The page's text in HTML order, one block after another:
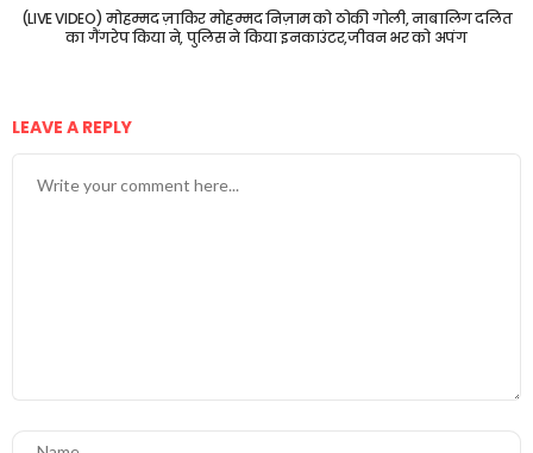
(LIVE VIDEO) मोहम्मद ज़ाकिर मोहम्मद निज़ाम को ठोकी गोली, नाबालिग दलित
का गैंगरेप किया ने, पुलिस ने किया इनकाउंटर,जीवन भर को अपंग
LEAVE A REPLY